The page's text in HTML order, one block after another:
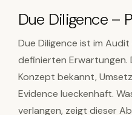
Due Diligence –
Due Diligence ist im
definierten Erwartungen.
Konzept bekannt,
Evidence lueckenhaft.
verlangen, zeigt dieser